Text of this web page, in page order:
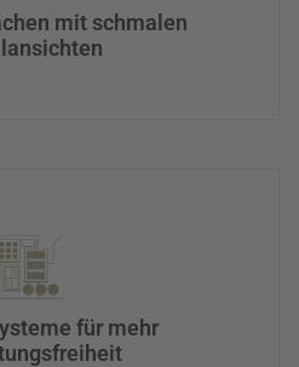
mit schmalen
für mehr